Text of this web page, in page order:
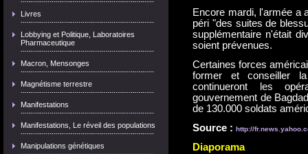
Livres
Lobbying et Politique, Laboratoires
Pharmaceutique
Macron, Mensonges
Magnétisme terrestre
Manifestations
Manifestations, Le réveil des populations
Manipulations génétiques
Encore mardi, l'armée a
péri "des suites de
supplémentaire n'était
soient prévenues.
Certaines forces
former et conseiller
continueront les
gouvernement de
de 130.000 soldats
Source : http://
Diaporama